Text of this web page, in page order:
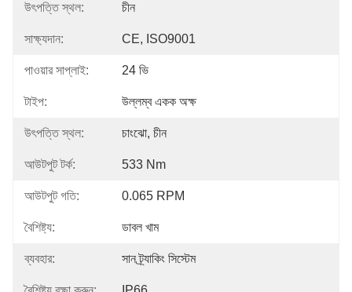
উৎপত্তি স্থল: চীন
সাক্ষ্যদান: CE, ISO9001
পাওয়ার সাপ্লাই: 24 ভি
টাইপ: উল্লম্ব একক অক্ষ
উৎপত্তি স্থল: চাংঝো, চীন
আউটপুট টর্ক: 533 Nm
আউটপুট গতি: 0.065 RPM
বৈশিষ্ট্য: ডাবল খাম
ব্যবহার: সান ট্র্যাকিং সিস্টেম